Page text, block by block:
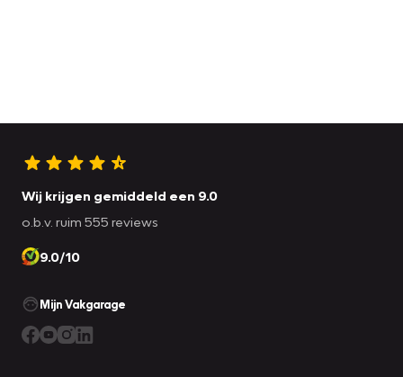
Wij krijgen gemiddeld een 9.0
o.b.v. ruim 555 reviews
9.0/10
Mijn Vakgarage